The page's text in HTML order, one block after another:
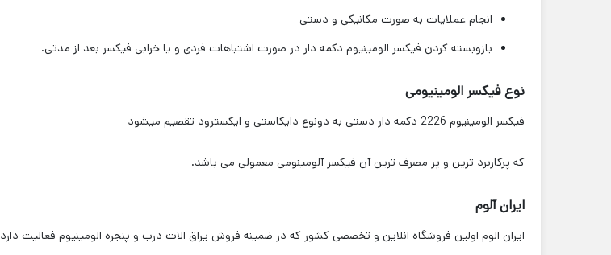
انجام عملایات به صورت مکانیکی و دستی
بازوبسته کردن فیکسر الومینیوم دکمه دار در صورت اشتباهات فردی و یا خرابی فیکسر بعد از مدتی.
نوع فیکسر الومینیومی
فیکسر الومینیوم 2226 دکمه دار دستی به دونوع دایکاستی و ایکسترود تقصیم میشود
که پرکاربرد ترین و پر مصرف ترین آن فیکسر آلومینومی معمولی می باشد.
ایران آلوم
ایران الوم اولین فروشگاه انلاین و تخصصی کشور که در ضمینه فروش یراق الات درب و پنجره الومینیوم فعالیت دارد